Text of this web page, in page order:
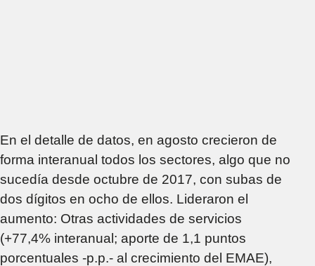
En el detalle de datos, en agosto crecieron de
forma interanual todos los sectores, algo que no
sucedía desde octubre de 2017, con subas de
dos dígitos en ocho de ellos. Lideraron el
aumento: Otras actividades de servicios
(+77,4% interanual; aporte de 1,1 puntos
porcentuales -p.p.- al crecimiento del EMAE),